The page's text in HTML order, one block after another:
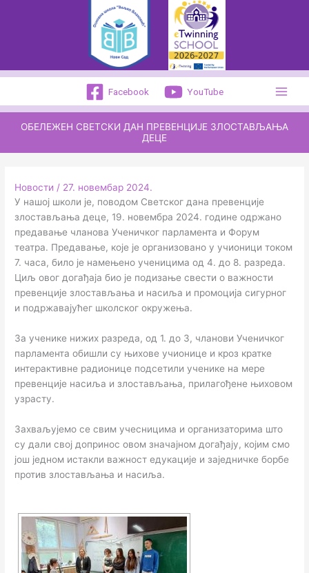
Facebook YouTube
ОБЕЛЕЖЕН СВЕТСКИ ДАН ПРЕВЕНЦИЈЕ ЗЛОСТАВЉАЊА
ДЕЦЕ
Новости / 27. новембар 2024.
У нашој школи је, поводом Светског дана превенције
злостављања деце, 19. новембра 2024. године одржано
предавање чланова Ученичког парламента и Форум
театра. Предавање, које је организовано у учионици током
7. часа, било је намењено ученицима од 4. до 8. разреда.
Циљ овог догађаја био је подизање свести о важности
превенције злостављања и насиља и промоција сигурног
и подржавајућег школског окружења.
За ученике нижих разреда, од 1. до 3, чланови Ученичког
парламента обишли су њихове учионице и кроз кратке
интерактивне радионице подсетили ученике на мере
превенције насиља и злостављања, прилагођене њиховом
узрасту.
Захваљујемо се свим учесницима и организаторима што
су дали свој допринос овом значајном догађају, којим смо
још једном истакли важност едукације и заједничке борбе
против злостављања и насиља.